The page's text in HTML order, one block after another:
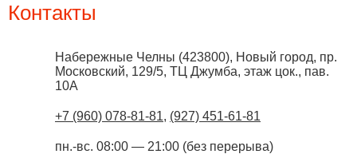
Контакты
Набережные Челны (423800), Новый город, пр.
Московский, 129/5, ТЦ Джумба, этаж цок., пав.
10А
+7 (960) 078-81-81, (927) 451-61-81
пн.-вс. 08:00 — 21:00 (без перерыва)